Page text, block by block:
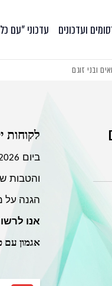
ועדכונים עדכוני ״עם
ובני זוגם
לקוחות
והטבות
הגנה על
אנו
אגמון עם